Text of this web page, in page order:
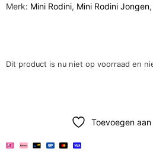
Merk: Mini Rodini, Mini Rodini Jongen,
Dit product is nu niet op voorraad en
Toevoegen